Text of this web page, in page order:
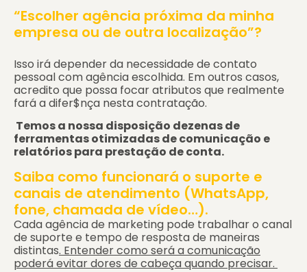
“Escolher agência próxima da minha
empresa ou de outra localização”?
Isso irá depender da necessidade de contato
pessoal com agência escolhida. Em outros casos,
acredito que possa focar atributos que realmente
fará a difer$nça nesta contratação.
Temos a nossa disposição dezenas de
ferramentas otimizadas de comunicação e
relatórios para prestação de conta.
Saiba como funcionará o suporte e
canais de atendimento (WhatsApp,
fone, chamada de vídeo…).
Cada agência de marketing pode trabalhar o canal
de suporte e tempo de resposta de maneiras
distintas. Entender como será a comunicação
poderá evitar dores de cabeça quando precisar.